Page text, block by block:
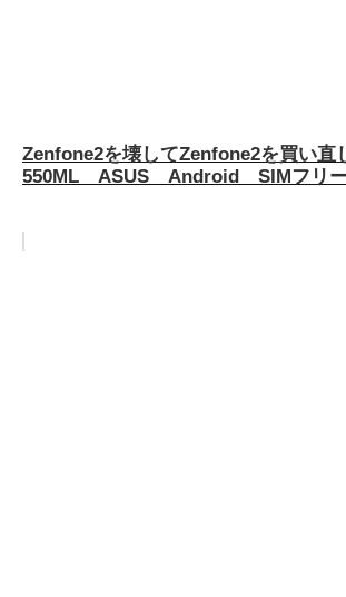
Zenfone2を壊してZenfone2を買い
550ML ASUS Android SIMフリ